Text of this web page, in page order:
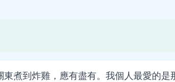
煮到炸雞，應有盡有。我個人最愛的是